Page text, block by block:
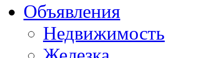
Объявления
Недвижимость